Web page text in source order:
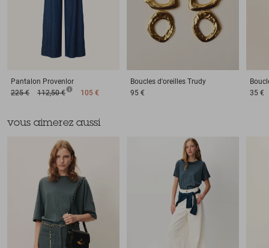
Pantalon Provenlor
225 €
112,50 € 105 €
Boucles d'oreilles Trudy
95 €
35 €
vous aimerez aussi